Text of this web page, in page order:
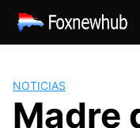
Saltar
contenido
NOTICIAS
Madre